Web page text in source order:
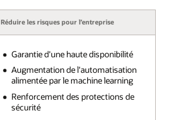
Réduire les risques pour l’entreprise
Garantie d'une haute disponibilité
Augmentation de l'automatisation
alimentée par le machine learning
Renforcement des protections de
sécurité